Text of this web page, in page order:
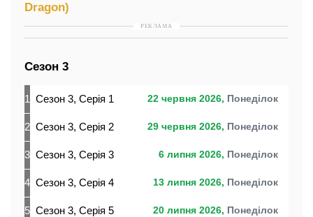
Dragon)
РЕКЛАМА
Сезон 3
1 Сезон 3, Серія 1 22 червня 2026, Понеділок
2 Сезон 3, Серія 2 29 червня 2026, Понеділок
3 Сезон 3, Серія 3 6 липня 2026, Понеділок
4 Сезон 3, Серія 4 13 липня 2026, Понеділок
5 Сезон 3, Серія 5 20 липня 2026, Понеділок